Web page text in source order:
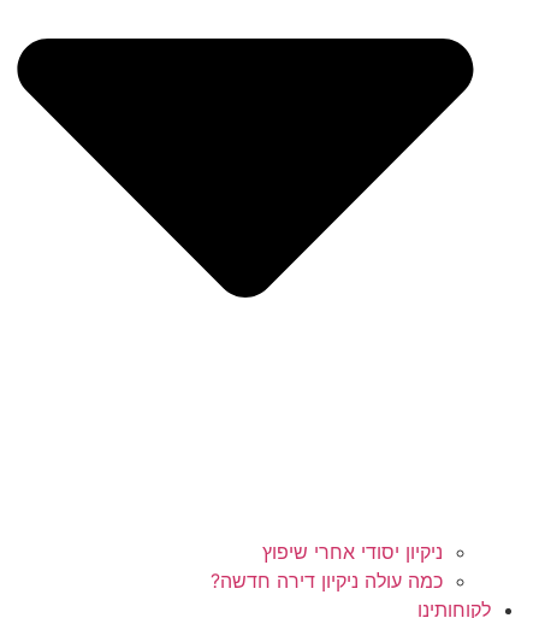
ניקיון יסודי אחרי שיפוץ
כמה עולה ניקיון דירה חדשה?
לקוחותינו